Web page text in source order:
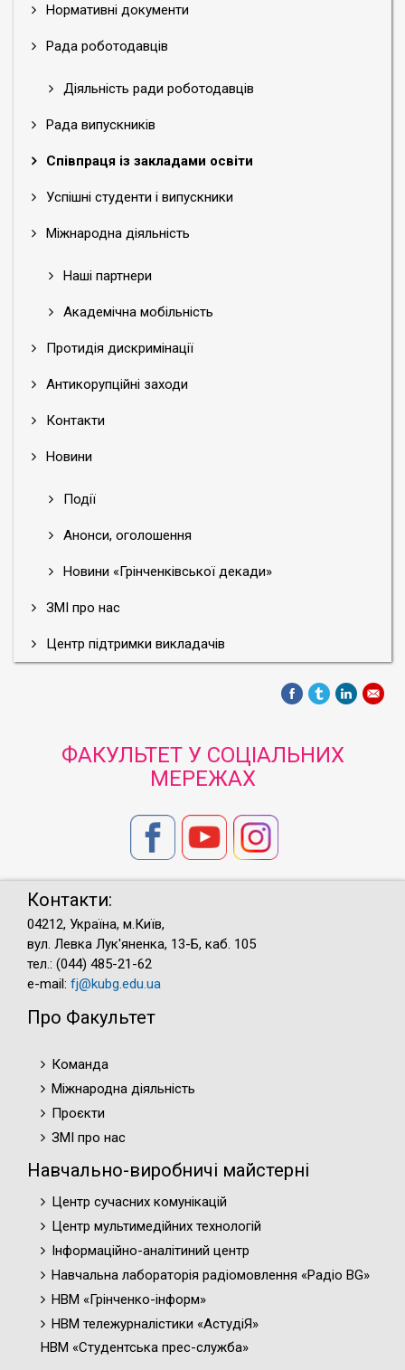
Нормативні документи
Рада роботодавців
Діяльність ради роботодавців
Рада випускників
Співпраця із закладами освіти
Успішні студенти і випускники
Міжнародна діяльність
Наші партнери
Академічна мобільність
Протидія дискримінації
Антикорупційні заходи
Контакти
Новини
Події
Анонси, оголошення
Новини «Грінченківської декади»
ЗМІ про нас
Центр підтримки викладачів
ФАКУЛЬТЕТ У СОЦІАЛЬНИХ
МЕРЕЖАХ
Контакти:
04212, Україна, м.Київ,
вул. Левка Лук'яненка, 13-Б, каб. 105
тел.: (044) 485-21-62
e-mail: fj@kubg.edu.ua
Про Факультет
Команда
Міжнародна діяльність
Проєкти
ЗМІ про нас
Навчально-виробничі майстерні
Центр сучасних комунікацій
Центр мультимедійних технологій
Інформаційно-аналітиний центр
Навчальна лабораторія радіомовлення «Радіо BG»
НВМ «Грінченко-інформ»
НВМ тележурналістики «АстудіЯ»
НВМ «Студентська прес-служба»